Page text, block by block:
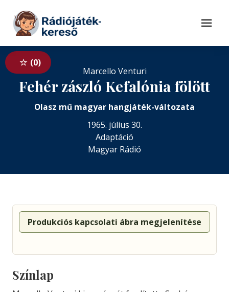
Tovább a tartalomhoz
Menü
0
Marcello Venturi
Fehér zászló Kefalónia fölött
Olasz mű magyar hangjáték-változata
1965. július 30.
Adaptáció
Magyar Rádió
Produkciós kapcsolati ábra megjelenítése
Színlap